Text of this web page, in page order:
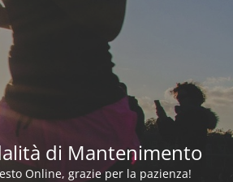
di Mantenimento
Online, grazie per la pazienza!